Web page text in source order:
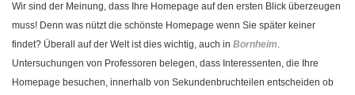
Wir sind der Meinung, dass Ihre Homepage auf den ersten Blick überzeugen
muss! Denn was nützt die schönste Homepage wenn Sie später keiner
findet? Überall auf der Welt ist dies wichtig, auch in Bornheim.
Untersuchungen von Professoren belegen, dass Interessenten, die Ihre
Homepage besuchen, innerhalb von Sekundenbruchteilen entscheiden ob